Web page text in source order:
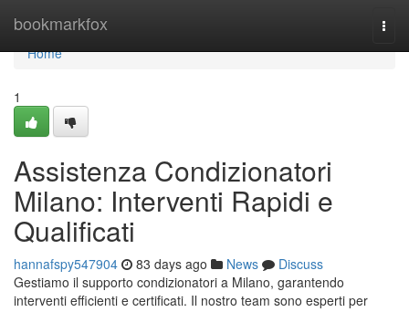
bookmarkfox
Home
Home
1
Assistenza Condizionatori
Milano: Interventi Rapidi e
Qualificati
hannafspy547904 83 days ago News
Discuss
Gestiamo il supporto condizionatori a Milano, garantendo
interventi efficienti e certificati. Il nostro team sono esperti per